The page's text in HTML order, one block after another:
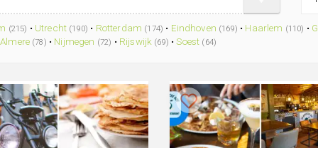
(215) • Utrecht (190) • Rotterdam (174) • Eindhoven (169) • Haarlem (110) •
Almere (78) • Nijmegen (72) • Rijswijk (69) •Soest (64)